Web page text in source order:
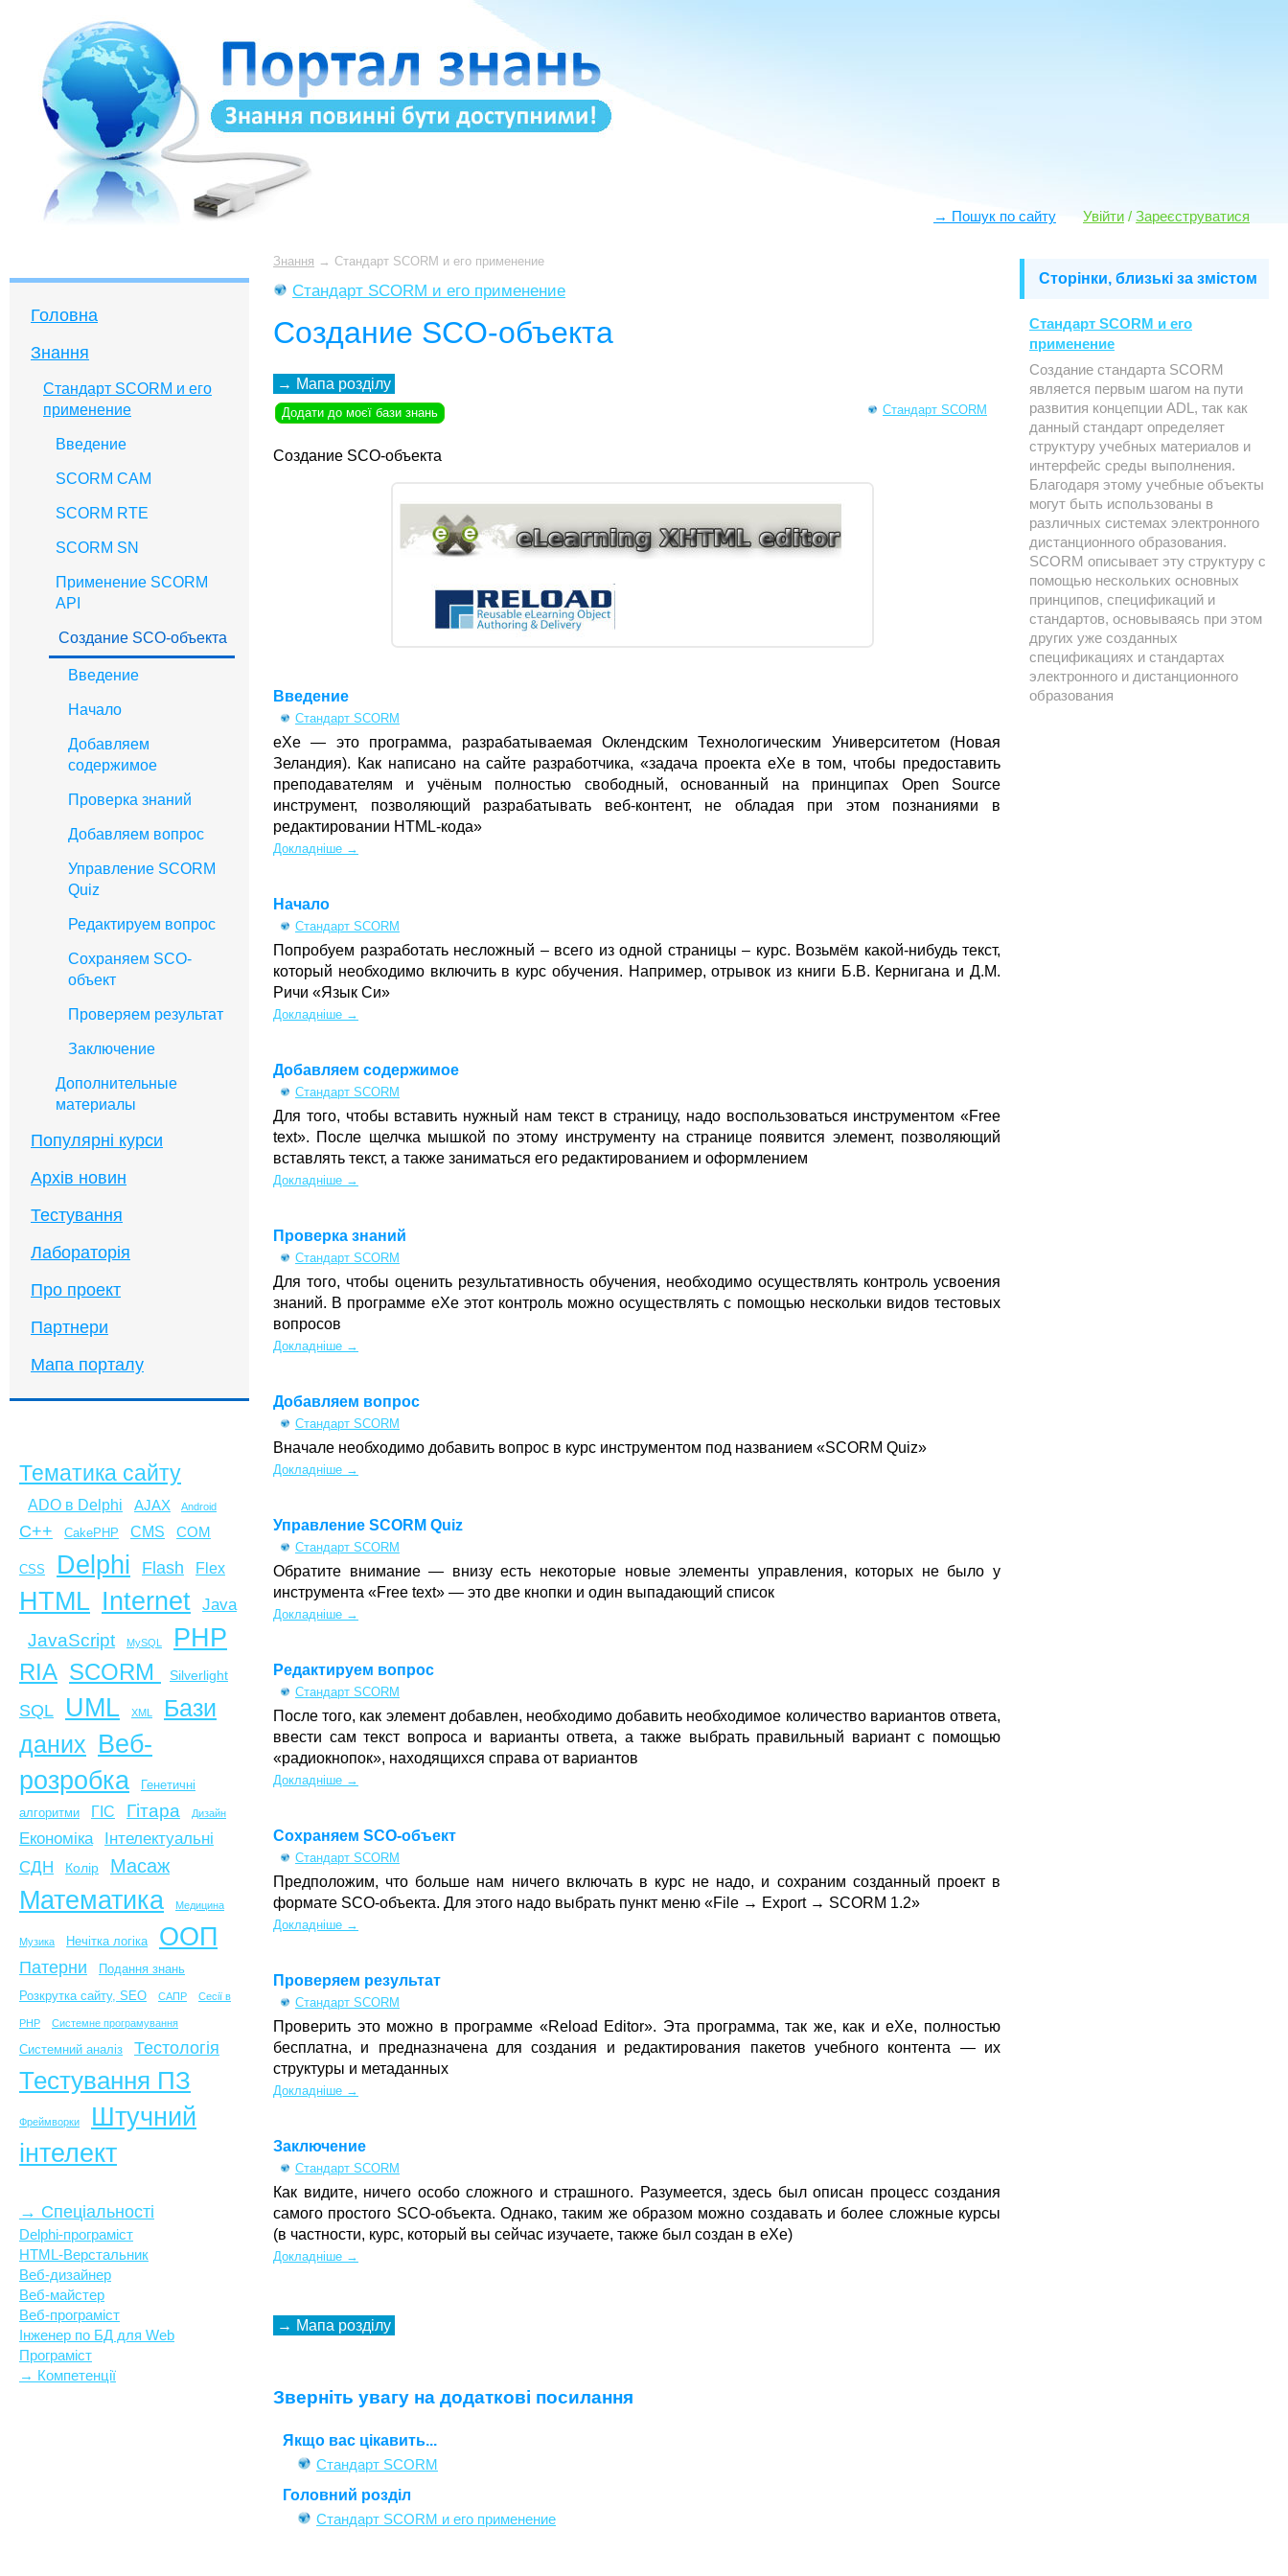
→ Пошук по сайту Увійти / Зареєструватися
Головна
Знання
Стандарт SCORM и его
применение
Введение
SCORM CAM
SCORM RTE
SCORM SN
Применение SCORM
API
Создание SCO-объекта
Введение
Начало
Добавляем
содержимое
Проверка знаний
Добавляем вопрос
Управление SCORM
Quiz
Редактируем вопрос
Сохраняем SCO-
объект
Проверяем результат
Заключение
Дополнительные
материалы
Популярні курси
Архів новин
Тестування
Лабораторія
Про проект
Партнери
Мапа порталу
Тематика сайту
ADO в Delphi AJAX Android
C++ CakePHP CMS COM
CSS Delphi Flash Flex
HTML Internet Java
JavaScript MySQL PHP
RIA SCORM Silverlight
SQL UML XML
Бази
даних Веб-
розробка
Генетичні
алгоритми
ГІС Гітара Дизайн
Економіка
Інтелектуальні
СДН
Колір Масаж
Математика Медицина
Музика Нечітка логіка ООП
Патерни
Подання знань
Розкрутка сайту, SEO
САПР Сесії в
PHP Системне програмування
Системний аналіз Тестологія
Тестування ПЗ
Фреймворки
Штучний
інтелект
→ Спеціальності
Delphi-програміст
HTML-Верстальник
Веб-дизайнер
Веб-майстер
Веб-програміст
Інженер по БД для Web
Програміст
→ Компетенції
Знання → Стандарт SCORM и его применение
Стандарт SCORM и его применение
Создание SCO-объекта
→ Мапа розділу
Додати до моєї бази знань Стандарт SCORM
Создание SCO-объекта
Введение
Стандарт SCORM
eXe — это программа, разрабатываемая Оклендским Технологическим Университетом (Новая
Зеландия). Как написано на сайте разработчика, «задача проекта еХе в том, чтобы предоставить
преподавателям и учёным полностью свободный, основанный на принципах Open Source
инструмент, позволяющий разрабатывать веб-контент, не обладая при этом познаниями в
редактировании HTML-кода»
Докладніше →
Начало
Стандарт SCORM
Попробуем разработать несложный – всего из одной страницы – курс. Возьмём какой-нибудь текст,
который необходимо включить в курс обучения. Например, отрывок из книги Б.В. Кернигана и Д.М.
Ричи «Язык Си»
Докладніше →
Добавляем содержимое
Стандарт SCORM
Для того, чтобы вставить нужный нам текст в страницу, надо воспользоваться инструментом «Free
text». После щелчка мышкой по этому инструменту на странице появится элемент, позволяющий
вставлять текст, а также заниматься его редактированием и оформлением
Докладніше →
Проверка знаний
Стандарт SCORM
Для того, чтобы оценить результативность обучения, необходимо осуществлять контроль усвоения
знаний. В программе еХе этот контроль можно осуществлять с помощью нескольки видов тестовых
вопросов
Докладніше →
Добавляем вопрос
Стандарт SCORM
Вначале необходимо добавить вопрос в курс инструментом под названием «SCORM Quiz»
Докладніше →
Управление SCORM Quiz
Стандарт SCORM
Обратите внимание — внизу есть некоторые новые элементы управления, которых не было у
инструмента «Free text» — это две кнопки и один выпадающий список
Докладніше →
Редактируем вопрос
Стандарт SCORM
После того, как элемент добавлен, необходимо добавить необходимое количество вариантов ответа,
ввести сам текст вопроса и варианты ответа, а также выбрать правильный вариант с помощью
«радиокнопок», находящихся справа от вариантов
Докладніше →
Сохраняем SCO-объект
Стандарт SCORM
Предположим, что больше нам ничего включать в курс не надо, и сохраним созданный проект в
формате SCO-объекта. Для этого надо выбрать пункт меню «File → Export → SCORM 1.2»
Докладніше →
Проверяем результат
Стандарт SCORM
Проверить это можно в программе «Reload Editor». Эта программа, так же, как и eXe, полностью
бесплатна, и предназначена для создания и редактирования пакетов учебного контента — их
структуры и метаданных
Докладніше →
Заключение
Стандарт SCORM
Как видите, ничего особо сложного и страшного. Разумеется, здесь был описан процесс создания
самого простого SCO-объекта. Однако, таким же образом можно создавать и более сложные курсы
(в частности, курс, который вы сейчас изучаете, также был создан в eXe)
Докладніше →
→ Мапа розділу
Зверніть увагу на додаткові посилання
Якщо вас цікавить...
Стандарт SCORM
Головний розділ
Стандарт SCORM и его применение
Сторінки, близькі за змістом
Стандарт SCORM и его
применение
Создание стандарта SCORM
является первым шагом на пути
развития концепции ADL, так как
данный стандарт определяет
структуру учебных материалов и
интерфейс среды выполнения.
Благодаря этому учебные объекты
могут быть использованы в
различных системах электронного
дистанционного образования.
SCORM описывает эту структуру с
помощью нескольких основных
принципов, спецификаций и
стандартов, основываясь при этом
других уже созданных
спецификациях и стандартах
электронного и дистанционного
образования